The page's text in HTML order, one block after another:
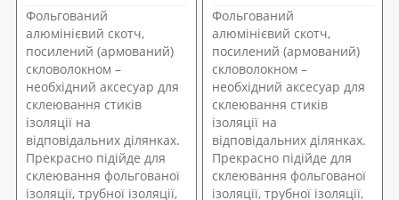
Фольгований
алюмінієвий скотч,
посилений (армований)
скловолокном –
необхідний аксесуар для
склеювання стиків
ізоляції на
відповідальних ділянках.
Прекрасно підійде для
склеювання фольгованої
ізоляції, трубної ізоляції,
Фольгований
алюмінієвий скотч,
посилений (армований)
скловолокном –
необхідний аксесуар для
склеювання стиків
ізоляції на
відповідальних ділянках.
Прекрасно підійде для
склеювання фольгованої
ізоляції, трубної ізоляції,